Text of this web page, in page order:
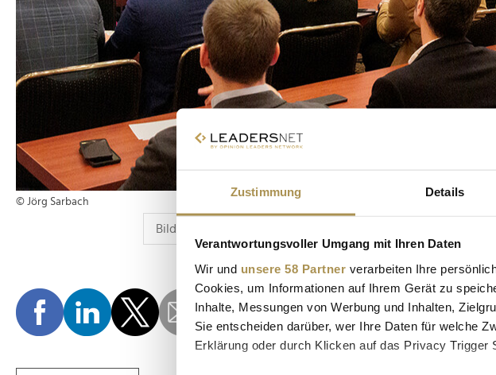
Zustimmung Details
Verantwortungsvoller Umgang mit Ihren Daten
Wir und unsere 58 Partner verarbeiten Ihre
Cookies, um Informationen auf Ihrem Gerät zu
Inhalte, Messungen von Werbung und Inhalten,
Sie entscheiden darüber, wer Ihre Daten für welche
Erklärung oder durch Klicken auf das Privacy Trigger
© Jörg Sarbach